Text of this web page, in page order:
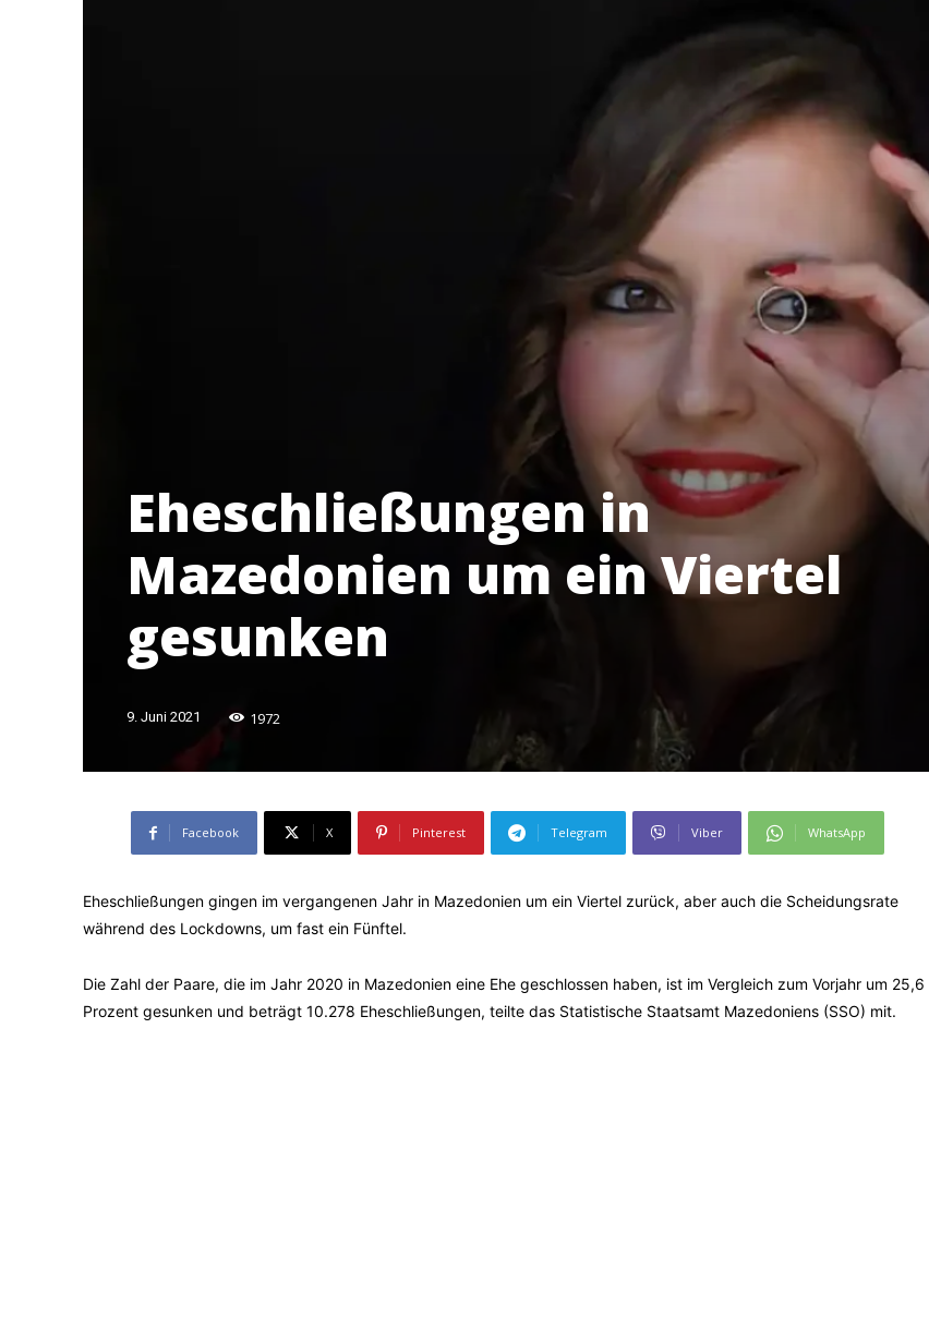
Eheschließungen in
Mazedonien um ein Viertel
gesunken
9. Juni 2021 1972
Facebook X Pinterest Telegram Viber WhatsApp
Eheschließungen gingen im vergangenen Jahr in Mazedonien um ein Viertel zurück, aber auch die Scheidungsrate
während des Lockdowns, um fast ein Fünftel.
Die Zahl der Paare, die im Jahr 2020 in Mazedonien eine Ehe geschlossen haben, ist im Vergleich zum Vorjahr um 25,6
Prozent gesunken und beträgt 10.278 Eheschließungen, teilte das Statistische Staatsamt Mazedoniens (SSO) mit.